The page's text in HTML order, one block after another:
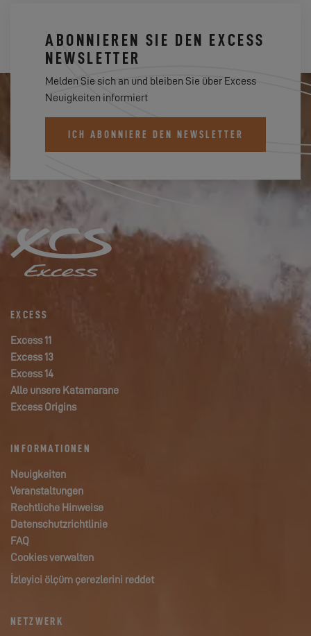
ABONNIEREN SIE DEN EXCESS
NEWSLETTER
Melden Sie sich an und bleiben Sie über Excess
Neuigkeiten informiert
ICH ABONNIERE DEN NEWSLETTER
EXCESS
Excess 11
Excess 13
Excess 14
Alle unsere Katamarane
Excess Origins
INFORMATIONEN
Neuigkeiten
Veranstaltungen
Rechtliche Hinweise
Datenschutzrichtlinie
FAQ
Cookies verwalten
İzleyici ölçüm çerezlerini reddet
NETZWERK